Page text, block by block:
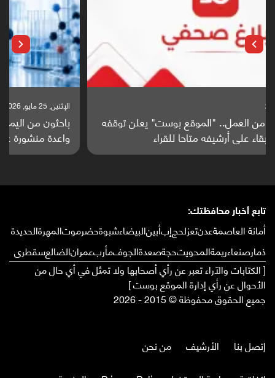
باحثون من اليمن يدخلون سباق أبحاث ألزهايمر بدراسة
واعدة منشورة عالميا (ترجمة)
تابع أخبار محافظتك:
أمانة العاصمةعدنتعزلحجإبأبينالبيضاءشبوةحضرموتالمهرةالحديدة
ذمارصنعاءريمةالمحويتحجةصعدةالجوفمأربعمرانالضالعسقطرى
[ الكتابات والآراء تعبر عن رأي أصحابها ولا تمثل في أي حال من
الأحوال عن رأي إدارة الموقع بوست ]
جميع الحقوق محفوظة © 2015 - 2026
إتصل بنا الأرشيف
من نحن